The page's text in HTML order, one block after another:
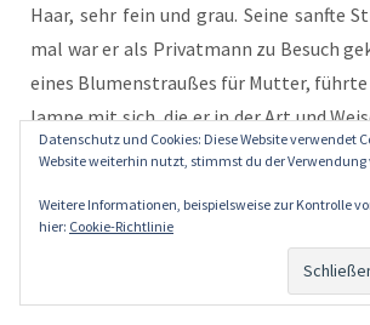
Haar, sehr fein und grau. Sei­ne sanf­te
mal war er als Pri­vat­mann zu Besuch
eines Blu­men­strau­ßes für Mut­ter,
lam­pe mit sich, die er in der Art und
wäre sie tat­säch­lich eine fri­sche
Datenschutz und Cookies: Diese Website verwendet
Website weiterhin nutzt, stimmst du der Verwendung
Weitere Informationen, beispielsweise zur Kontrolle
hier: Cookie-Richtlinie